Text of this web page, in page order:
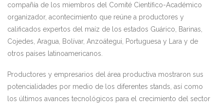
compañía de los miembros del Comité Científico-Académico
organizador, acontecimiento que reúne a productores y
calificados expertos del maíz de los estados Guárico, Barinas,
Cojedes, Aragua, Bolívar, Anzoátegui, Portuguesa y Lara y de
otros países latinoamericanos.
Productores y empresarios del área productiva mostraron sus
potencialidades por medio de los diferentes stands, así como
los últimos avances tecnológicos para el crecimiento del sector